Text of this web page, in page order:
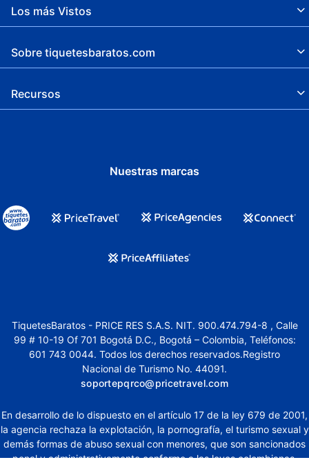
Los más Vistos
Sobre tiquetesbaratos.com
Recursos
Nuestras marcas
TiquetesBaratos - PRICE RES S.A.S. NIT. 900.474.794-8 , Calle
99 # 10-19 Of 701 Bogotá D.C., Bogotá – Colombia, Teléfonos:
601 743 0044. Todos los derechos reservados.Registro
Nacional de Turismo No. 44091.
soportepqrco@pricetravel.com
En desarrollo de lo dispuesto en el artículo 17 de la ley 679 de 2001,
la agencia rechaza la explotación, la pornografía, el turismo sexual y
demás formas de abuso sexual con menores, que son sancionados
penal y administrativamente conforme a las leyes colombianas.